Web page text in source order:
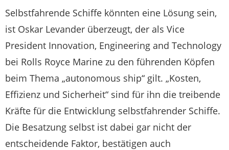
Selbstfahrende Schiffe könnten eine Lösung sein,
ist Oskar Levander überzeugt, der als Vice
President Innovation, Engineering and Technology
bei Rolls Royce Marine zu den führenden Köpfen
beim Thema „autonomous ship“ gilt. „Kosten,
Effizienz und Sicherheit“ sind für ihn die treibende
Kräfte für die Entwicklung selbstfahrender Schiffe.
Die Besatzung selbst ist dabei gar nicht der
entscheidende Faktor, bestätigen auch